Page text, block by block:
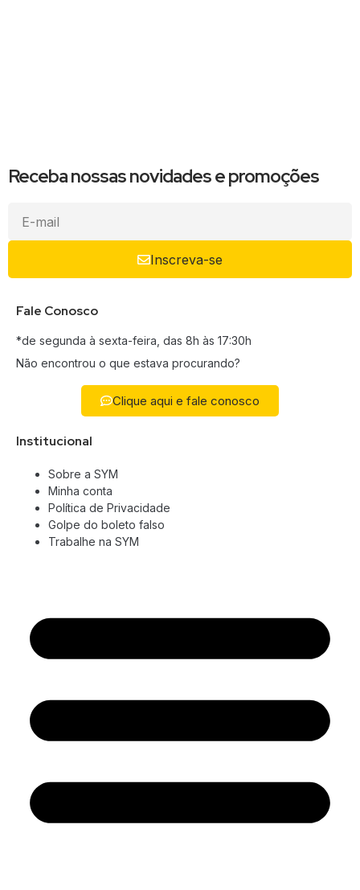
Receba nossas novidades e promoções
Inscreva-se
Fale Conosco
*de segunda à sexta-feira, das 8h às 17:30h
Não encontrou o que estava procurando?
Clique aqui e fale conosco
Institucional
Sobre a SYM
Minha conta
Política de Privacidade
Golpe do boleto falso
Trabalhe na SYM